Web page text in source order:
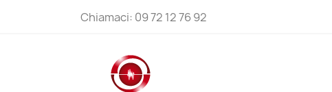
Chiamaci: 09 72 12 76 92